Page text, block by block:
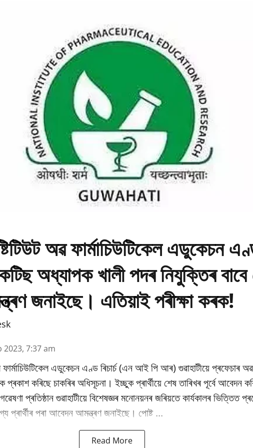
অৱ ফাৰ্মাচিউটিকেল এডুকেচন
অধ্যাপক খালী পদৰ নিযুক্তিৰ
জনাইছে। এতিয়াই পৰীক্ষা কৰক!
2023, 7:37 am
ফাৰ্মাচিউটিকেল এডুকেচন এণ্ড ৰিচাৰ্চ (এন আই পি আৰ) গুৱাহাটীয়ে প্ৰফেচাৰ
প্ৰকাশ কৰিছে চাকৰিৰ অধিসূচনা। ইচ্ছুক প্ৰাৰ্থীয়ে শেষ তাৰিখৰ পূৰ্বে আবেদন
প্ৰতিষ্ঠান গুৱাহাটীয়ে বিশেষজ্ঞৰ মনোনয়নৰ জৰিয়তে কাৰ্যকালৰ ভিত্তিত
প্ৰাৰ্থীৰ পৰা আবেদন আমন্ত্ৰণ জনাইছে। পোষ্ট ...
Read More